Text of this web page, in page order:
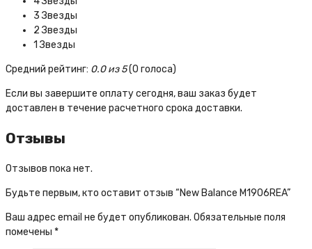
3 Звезды
2 Звезды
1 Звезды
Средний рейтинг: 0.0 из 5(0 голоса)
Если вы завершите оплату сегодня, ваш заказ будет
доставлен в течение расчетного срока доставки.
Отзывы
Отзывов пока нет.
Будьте первым, кто оставит отзыв “New Balance M1906REA”
Ваш адрес email не будет опубликован. Обязательные поля
помечены *